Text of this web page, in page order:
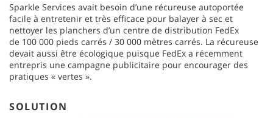
Sparkle Services avait besoin d’une récureuse autoportée
facile à entretenir et très efficace pour balayer à sec et
nettoyer les planchers d’un centre de distribution FedEx
de 100 000 pieds carrés / 30 000 mètres carrés. La récureuse
devait aussi être écologique puisque FedEx a récemment
entrepris une campagne publicitaire pour encourager des
pratiques « vertes ».
SOLUTION